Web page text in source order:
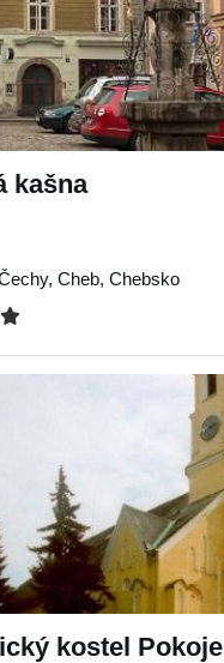
kašna
, Cheb, Chebsko
kostel Pokoje